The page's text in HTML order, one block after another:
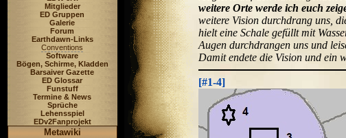
Mitglieder
ED Gruppen
Galerie
Forum
Earthdawn-Links
Conventions
Software
Bögen, Schirme, Kladden
Barsaiver Gazette
ED Glossar
Funstuff
Termine & News
Sprüche
Lehensspiel
EDv2Fanprojekt
Metawiki
weitere Orte werde ich euch
weitere Vision durchdrang uns,
hielt eine Schale gefüllt mit
Augen durchdrangen uns und
Damit endete die Vision und ein
[#1-4]